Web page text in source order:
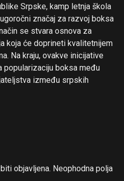
Srpske, kamp letnja škola
značaj za razvoj boksa
se stvara osnova za
koja će doprineti kvalitetnijem
Na kraju, ovakve inicijative
popularizaciju boksa među
između srpskih
objavljena. Neophodna polja